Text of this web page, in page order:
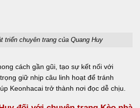
triển chuyên trang của Quang Huy
cách gần gũi, tạo sự kết nối với
giữ nhịp câu linh hoạt để tránh
Keonhacai trở thành nơi đọc dễ chịu.